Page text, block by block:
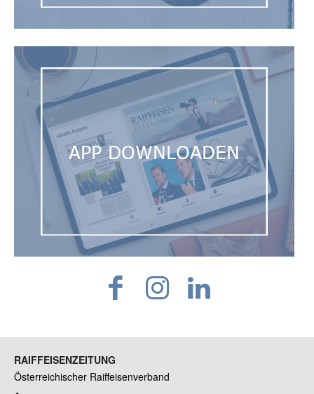
RAIFFEISENZEITUNG
Österreichischer Raiffeisenverband